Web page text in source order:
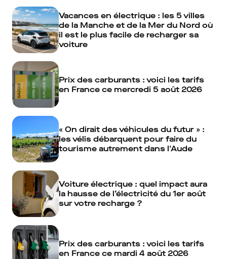
Vacances en électrique : les 5 villes
de la Manche et de la Mer du Nord où
il est le plus facile de recharger sa
voiture
Prix des carburants : voici les tarifs
en France ce mercredi 5 août 2026
« On dirait des véhicules du futur » :
les vélis débarquent pour faire du
tourisme autrement dans l'Aude
Voiture électrique : quel impact aura
la hausse de l’électricité du 1er août
sur votre recharge ?
Prix des carburants : voici les tarifs
en France ce mardi 4 août 2026